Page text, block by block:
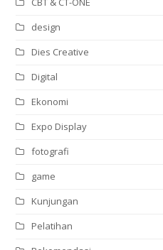
design
Dies Creative
Digital
Ekonomi
Expo Display
fotografi
game
Kunjungan
Pelatihan